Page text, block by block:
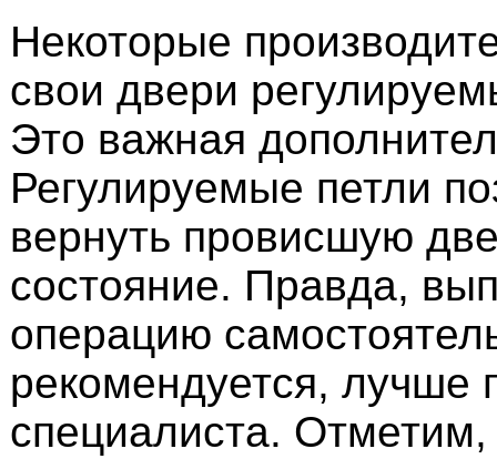
Некоторые
свои двери
Это важная
Регулируемые петли
вернуть провисшую
состояние. Правда,
операцию
рекомендуется, лучше
специалиста. Отметим,